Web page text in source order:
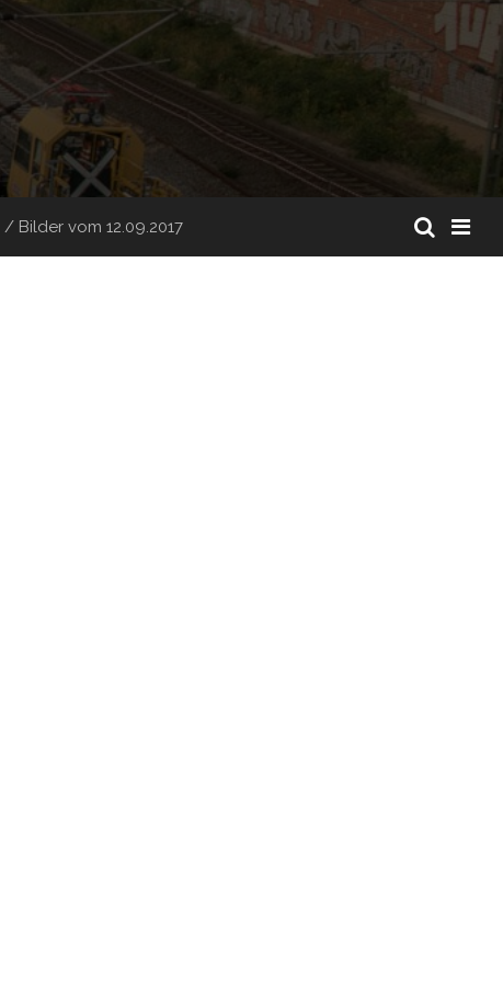
/ Bilder vom 12.09.2017